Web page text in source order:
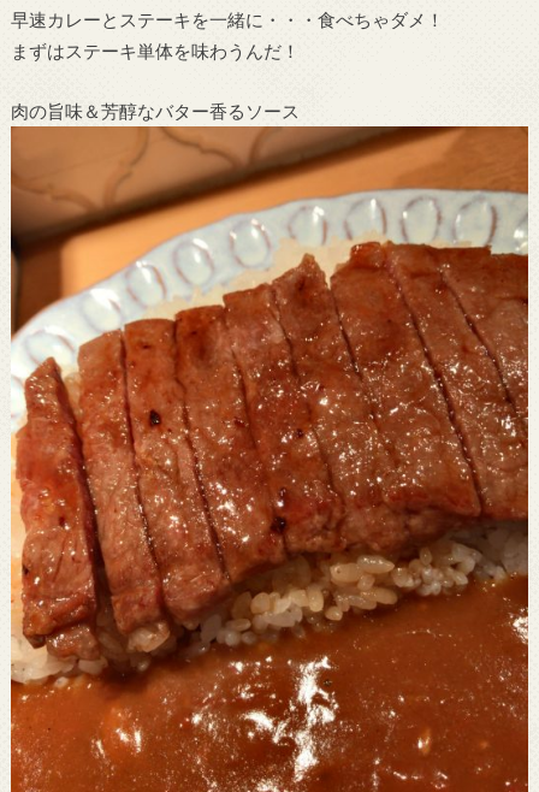
早速カレーとステーキを一緒に・・・食べちゃダメ！
まずはステーキ単体を味わうんだ！
肉の旨味＆芳醇なバター香るソース